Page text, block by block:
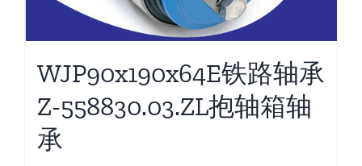
WJP90x190x64E铁路轴承
Z-558830.03.ZL抱轴箱轴
承